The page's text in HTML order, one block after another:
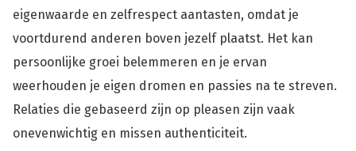
eigenwaarde en zelfrespect aantasten, omdat je
voortdurend anderen boven jezelf plaatst. Het kan
persoonlijke groei belemmeren en je ervan
weerhouden je eigen dromen en passies na te streven.
Relaties die gebaseerd zijn op pleasen zijn vaak
onevenwichtig en missen authenticiteit.